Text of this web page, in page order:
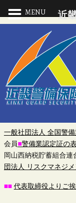
近
畿
警
備
保
障
株
一般社団法人 全国警
会員■警備業認定証の
岡山西納税貯蓄組合連
団法人 リスクマネジ
■■ 代表取締役よりご
MENU 近